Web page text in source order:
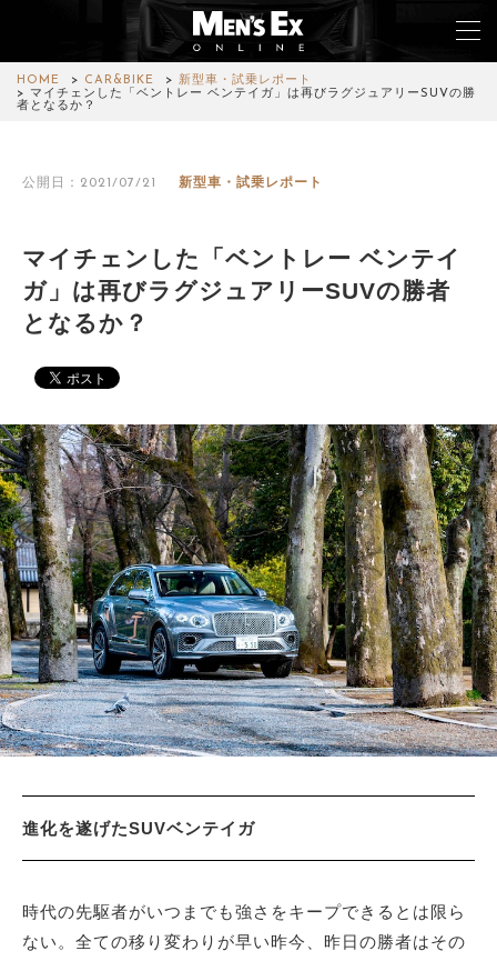
HOME CAR&BIKE
新型車・試乗レポート
マイチェンした「ベントレー ベンテイガ」は再びラグジュアリーSUVの勝
者となるか？
公開日：2021/07/21 新型車・試乗レポート
マイチェンした「ベントレー ベンテイ
ガ」は再びラグジュアリーSUVの勝者
となるか？
進化を遂げたSUVベンテイガ
時代の先駆者がいつまでも強さをキープできるとは限ら
ない。全ての移り変わりが早い昨今、昨日の勝者はその
FASHION
CAR&BIKE
COLUMN
MAGAZINE
ABOUT SITE
サイトマップ